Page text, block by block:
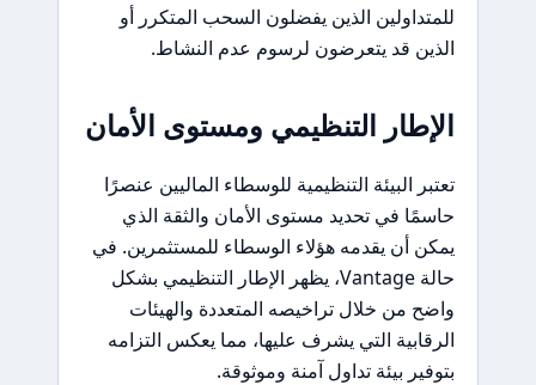
للمتداولين الذين يفضلون السحب المتكرر أو
الذين قد يتعرضون لرسوم عدم النشاط.
الإطار التنظيمي ومستوى الأمان
تعتبر البيئة التنظيمية للوسطاء الماليين عنصرًا
حاسمًا في تحديد مستوى الأمان والثقة الذي
يمكن أن يقدمه هؤلاء الوسطاء للمستثمرين. في
حالة Vantage، يظهر الإطار التنظيمي بشكل
واضح من خلال تراخيصه المتعددة والهيئات
الرقابية التي يشرف عليها، مما يعكس التزامه
بتوفير بيئة تداول آمنة وموثوقة.